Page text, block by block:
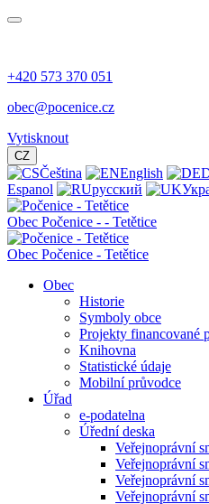
+420 573 370 051
obec@pocenice.cz
Vytisknout
CZ
Čeština English
Espanol
русский
Obec Počenice - - Tetětice
Obec Počenice - Tetětice
Obec
Historie
Symboly obce
Projekty financované
Knihovna
Statistické údaje
Mobilní průvodce
Úřad
e-podatelna
Úřední deska
Veřejnoprávní
Veřejnoprávní
Veřejnoprávní
Veřejnoprávní